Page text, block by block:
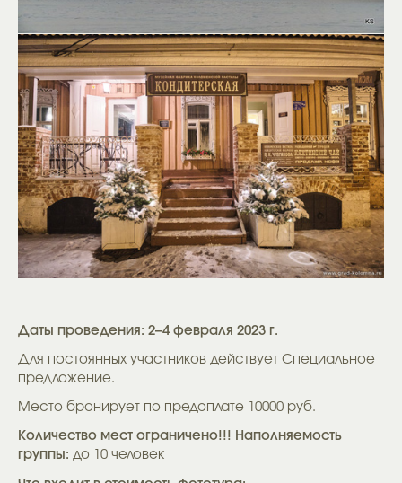
Даты проведения: 2–4 февраля 2023 г.
Для постоянных участников действует Специальное
предложение.
Место бронирует по предоплате 10000 руб.
Количество мест ограничено!!! Наполняемость
группы: до 10 человек